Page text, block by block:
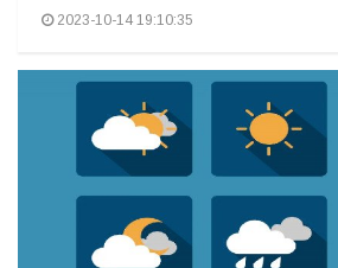
2023-10-14 19:10:35